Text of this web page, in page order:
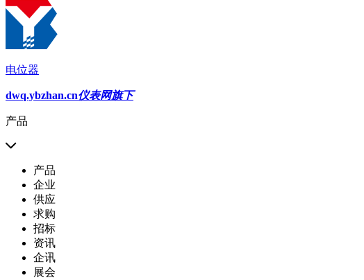
电位器
dwq.ybzhan.cn仪表网旗下
产品
产品
企业
供应
求购
招标
资讯
企讯
展会